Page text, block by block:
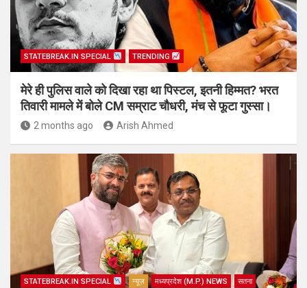
STATEBREAK.IN SPECIAL TRENDING
मेरे ही पुलिस वाले को दिखा रहा था पिस्टल, इतनी हिम्मत? भरत
तिवारी मामले में बोले CM सम्राट चौधरी, मंच से फूटा गुस्सा।
2 months ago Arish Ahmed
STATEBREAK.IN SPECIAL न्यूज़ मध्यप्रदेश (M.P.) NEWS सतना